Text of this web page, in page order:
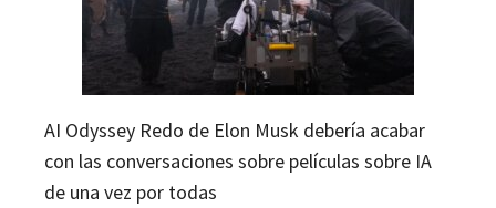
AI Odyssey Redo de Elon Musk debería acabar
con las conversaciones sobre películas sobre IA
de una vez por todas